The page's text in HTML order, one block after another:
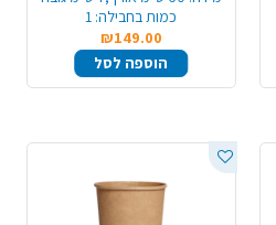
כמות בחבילה: 1
₪149.00
הוספה לסל